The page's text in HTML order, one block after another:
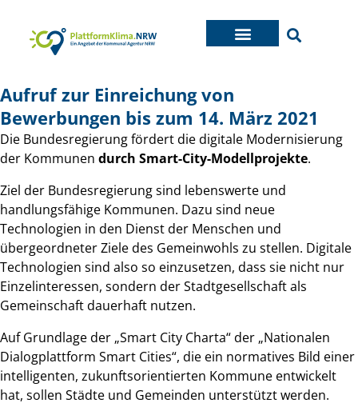
Aufruf zur Einreichung von
Bewerbungen bis zum 14. März 2021
Die Bundesregierung fördert die digitale Modernisierung
der Kommunen durch Smart-City-Modellprojekte.
Ziel der Bundesregierung sind lebenswerte und
handlungsfähige Kommunen. Dazu sind neue
Technologien in den Dienst der Menschen und
übergeordneter Ziele des Gemeinwohls zu stellen. Digitale
Technologien sind also so einzusetzen, dass sie nicht nur
Einzelinteressen, sondern der Stadtgesellschaft als
Gemeinschaft dauerhaft nutzen.
Auf Grundlage der „Smart City Charta“ der „Nationalen
Dialogplattform Smart Cities“, die ein normatives Bild einer
intelligenten, zukunftsorientierten Kommune entwickelt
hat, sollen Städte und Gemeinden unterstützt werden.